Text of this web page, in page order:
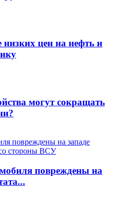
цен на нефть и
могут сокращать
повреждены на